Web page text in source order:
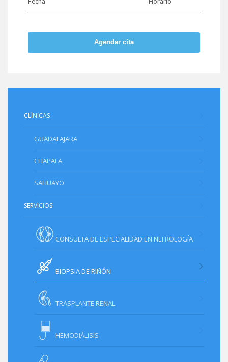
Agendar cita
CLÍNICAS
GUADALAJARA
CHAPALA
SAHUAYO
SERVICIOS
CONSULTA DE ESPECIALIDAD EN NEFROLOGÍA
BIOPSIA DE RIÑÓN
TRASPLANTE RENAL
HEMODIÁLISIS